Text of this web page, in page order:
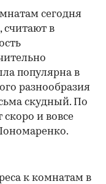
сегодня
считают в
популярна в
разнообразия
скудный. По
и вовсе
к комнатам в